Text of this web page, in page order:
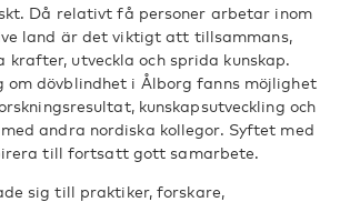
Då relativt få personer arbetar inom
land är det viktigt att tillsammans,
krafter, utveckla och sprida kunskap.
om dövblindhet i Ålborg fanns möjlighet
kunskapsutveckling och
andra nordiska kollegor. Syftet med
till fortsatt gott samarbete.
sig till praktiker, forskare,